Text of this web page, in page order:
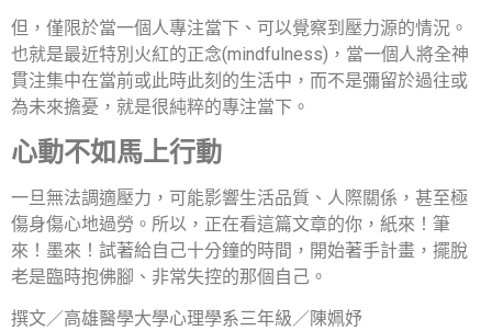
但，僅限於當一個人專注當下、可以覺察到壓力源的情況。
也就是最近特別火紅的正念(mindfulness)，當一個人將全神
貫注集中在當前或此時此刻的生活中，而不是彌留於過往或
為未來擔憂，就是很純粹的專注當下。
心動不如馬上行動
一旦無法調適壓力，可能影響生活品質、人際關係，甚至極
傷身傷心地過勞。所以，正在看這篇文章的你，紙來！筆
來！墨來！試著給自己十分鐘的時間，開始著手計畫，擺脫
老是臨時抱佛腳、非常失控的那個自己。
撰文／高雄醫學大學心理學系三年級／陳姵妤